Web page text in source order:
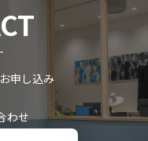
申し込み
わせ